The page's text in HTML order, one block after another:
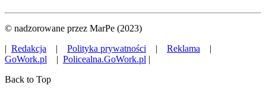
© nadzorowane przez MarPe (2023)
| Redakcja | Polityka prywatności | Reklama |
GoWork.pl | Policealna.GoWork.pl |
Back to Top